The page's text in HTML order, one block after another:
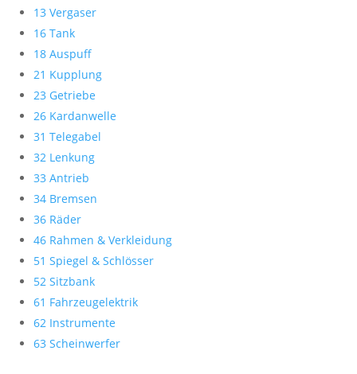
13 Vergaser
16 Tank
18 Auspuff
21 Kupplung
23 Getriebe
26 Kardanwelle
31 Telegabel
32 Lenkung
33 Antrieb
34 Bremsen
36 Räder
46 Rahmen & Verkleidung
51 Spiegel & Schlösser
52 Sitzbank
61 Fahrzeugelektrik
62 Instrumente
63 Scheinwerfer